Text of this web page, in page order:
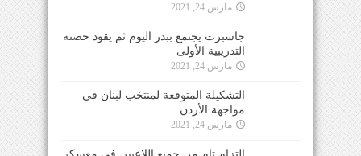
مارس 24, 2021
جاسبرت يجتمع ببدر اليوم ثم يقود حصته
التدريبية الأولى
مارس 24, 2021
التشكيلة المتوقعة لمنتخب لبنان في
مواجهة الأردن
مارس 24, 2021